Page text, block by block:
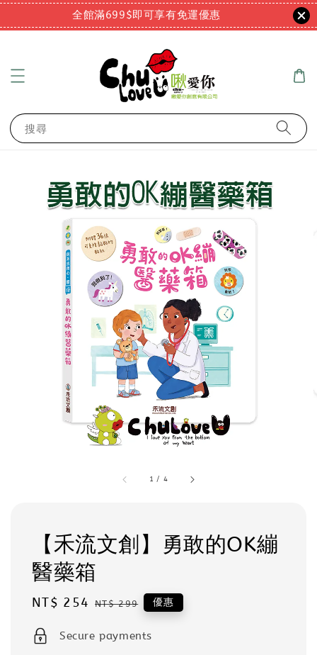
全館滿699$即可享有免運優惠
搜尋
1 / 4
【禾流文創】勇敢的OK繃
醫藥箱
Sale
NT$ 254 Regular
NT$ 299 優惠
Secure payments